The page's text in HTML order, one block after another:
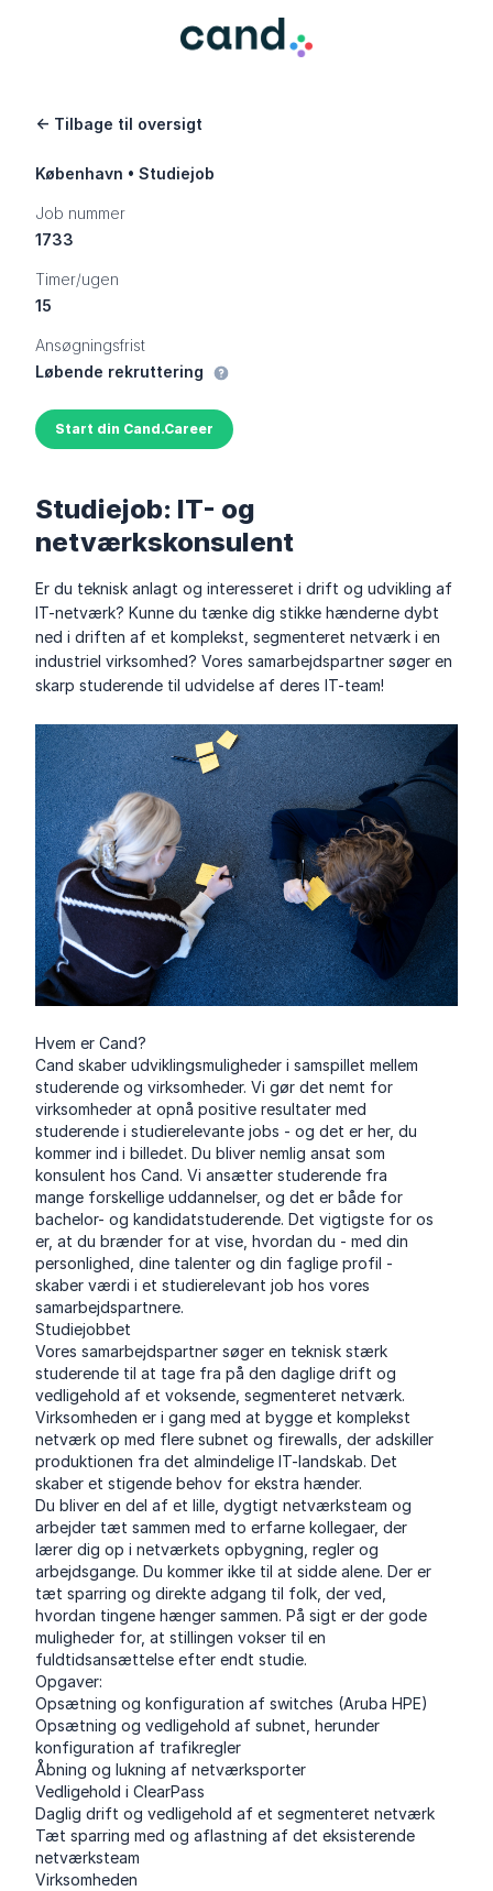
← Tilbage til oversigt
København • Studiejob
Job nummer
1733
Timer/ugen
15
Ansøgningsfrist
Løbende rekruttering
Vis information
Start din Cand.Career
Studiejob: IT- og
netværkskonsulent
Er du teknisk anlagt og interesseret i drift og udvikling af
IT-netværk? Kunne du tænke dig stikke hænderne dybt
ned i driften af et komplekst, segmenteret netværk i en
industriel virksomhed? Vores samarbejdspartner søger en
skarp studerende til udvidelse af deres IT-team!
Hvem er Cand?
Cand skaber udviklingsmuligheder i samspillet mellem
studerende og virksomheder. Vi gør det nemt for
virksomheder at opnå positive resultater med
studerende i studierelevante jobs - og det er her, du
kommer ind i billedet. Du bliver nemlig ansat som
konsulent hos Cand. Vi ansætter studerende fra
mange forskellige uddannelser, og det er både for
bachelor- og kandidatstuderende. Det vigtigste for os
er, at du brænder for at vise, hvordan du - med din
personlighed, dine talenter og din faglige profil -
skaber værdi i et studierelevant job hos vores
samarbejdspartnere.
Studiejobbet
Vores samarbejdspartner søger en teknisk stærk
studerende til at tage fra på den daglige drift og
vedligehold af et voksende, segmenteret netværk.
Virksomheden er i gang med at bygge et komplekst
netværk op med flere subnet og firewalls, der adskiller
produktionen fra det almindelige IT-landskab. Det
skaber et stigende behov for ekstra hænder.
Du bliver en del af et lille, dygtigt netværksteam og
arbejder tæt sammen med to erfarne kollegaer, der
lærer dig op i netværkets opbygning, regler og
arbejdsgange. Du kommer ikke til at sidde alene. Der er
tæt sparring og direkte adgang til folk, der ved,
hvordan tingene hænger sammen. På sigt er der gode
muligheder for, at stillingen vokser til en
fuldtidsansættelse efter endt studie.
Opgaver:
Opsætning og konfiguration af switches (Aruba HPE)
Opsætning og vedligehold af subnet, herunder
konfiguration af trafikregler
Åbning og lukning af netværksporter
Vedligehold i ClearPass
Daglig drift og vedligehold af et segmenteret netværk
Tæt sparring med og aflastning af det eksisterende
netværksteam
Virksomheden